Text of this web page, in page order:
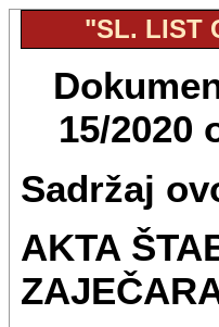
"SL. LIST
15/2020
Sadržaj
AKTA